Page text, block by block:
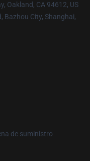
Oakland, CA 94612, US
Bazhou City, Shanghai,
de suministro